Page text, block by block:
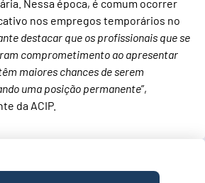
Nessa época, é comum ocorrer
nos empregos temporários no
destacar que os profissionais que se
comprometimento ao apresentar
maiores chances de serem
uma posição permanente”,
da ACIP.